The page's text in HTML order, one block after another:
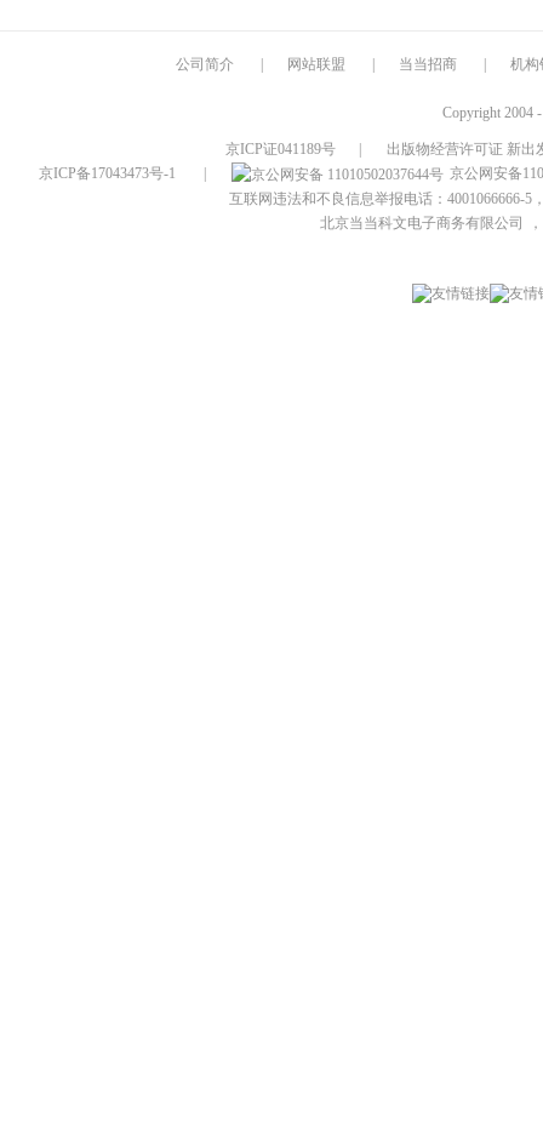
公司简介 网站联盟 当当招商 机构
Copyright 2004
京ICP证041189号
出版物经营许可证 新出
京ICP备17043473号-1
京公网安备
互联网违法和不良信息举报电话：4001066666-5
北京当当科文电子商务有限公司